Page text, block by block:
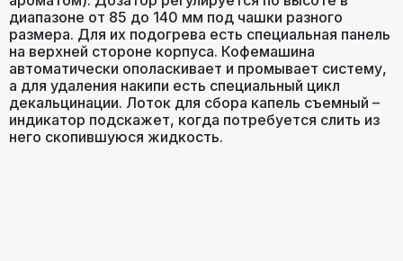
диапазоне от 85 до 140 мм под чашки разного
размера. Для их подогрева есть специальная панель
на верхней стороне корпуса. Кофемашина
автоматически ополаскивает и промывает систему,
а для удаления накипи есть специальный цикл
декальцинации. Лоток для сбора капель съемный –
индикатор подскажет, когда потребуется слить из
него скопившуюся жидкость.